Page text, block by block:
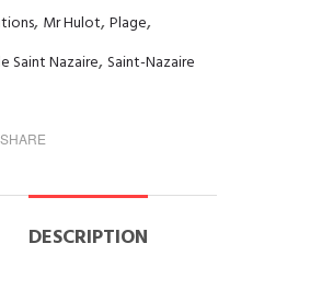
, Mr Hulot,Plage,
Saint Nazaire, Saint-Nazaire
SHARE
DESCRIPTION